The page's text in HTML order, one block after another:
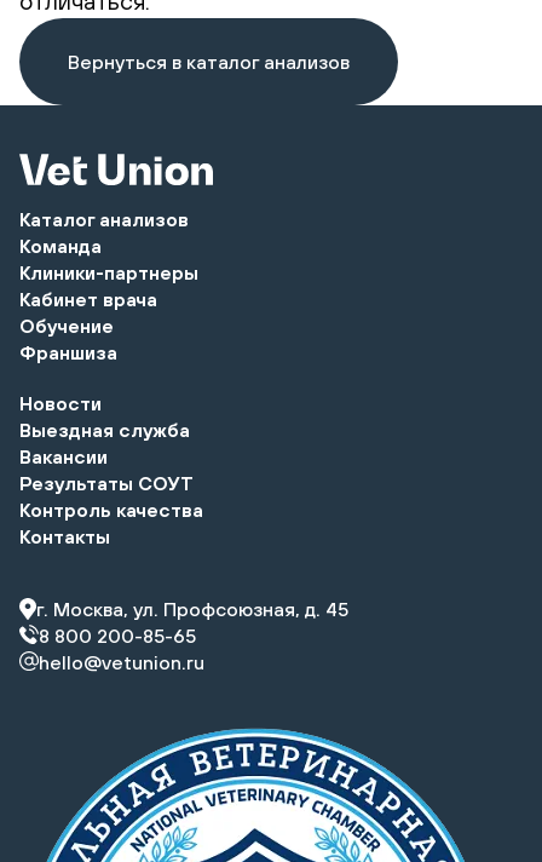
Вернуться в каталог анализов
Каталог анализов
Команда
Клиники-партнеры
Кабинет врача
Обучение
Франшиза
Новости
Выездная служба
Вакансии
Результаты СОУТ
Контроль качества
Контакты
г. Москва, ул. Профсоюзная, д. 45
8 800 200-85-65
hello@vetunion.ru